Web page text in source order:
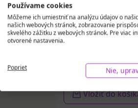
LIVSANE B12
sila roztok v
ampulkách 10 x
Na sklade
Vložiť do
Používame cookies
Môžeme ich umiestniť na analýzu údajov o
našich webových stránok, zobrazovanie
skvelého zážitku z webových stránok. Pre viac
otvorené nastavenia.
Poprieť Nie,